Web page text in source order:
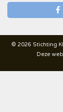
© 2026 Stichting
Deze